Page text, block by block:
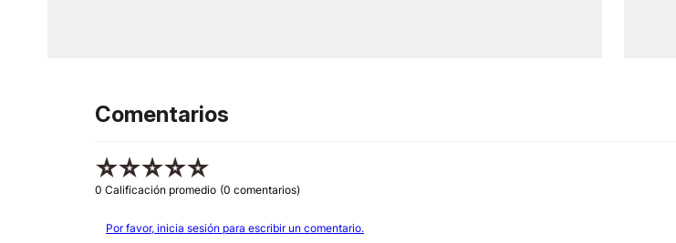
Comentarios
☆☆☆☆☆
0 Calificación promedio (0 comentarios)
Por favor, inicia sesión para escribir un comentario.